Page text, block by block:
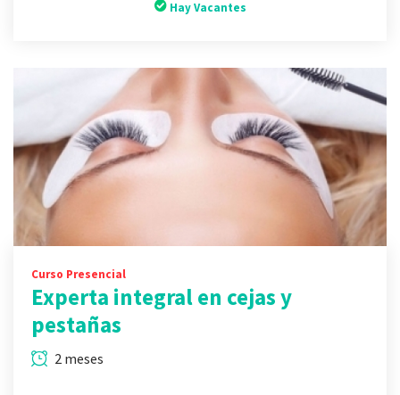
Hay Vacantes
Curso Presencial
Experta integral en cejas y
pestañas
2 meses